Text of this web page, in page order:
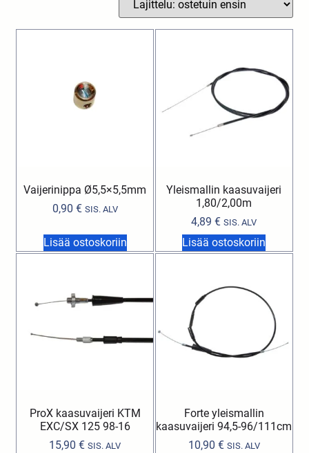
Vaijerinippa Ø5,5×5,5mm
0,90 € SIS. ALV
Lisää ostoskoriin
Yleismallin kaasuvaijeri
1,80/2,00m
4,89€ SIS. ALV
Lisää ostoskoriin
ProX kaasuvaijeri KTM
EXC/SX 125 98-16
15,90€ SIS. ALV
Forte yleismallin
kaasuvaijeri 94,5-96/111cm
10,90 € SIS. ALV